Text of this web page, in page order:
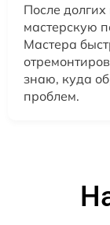
После
мастерскую
Мастера
знаю, куда
проблем.